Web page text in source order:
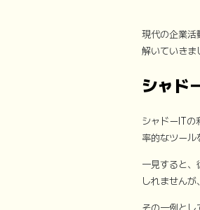
現代の企業活
解いていきま
シャド
シャドーITの
率的なツール
一見すると
しれませんが